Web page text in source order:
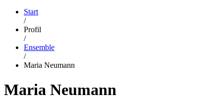
Start
/
Profil
/
Ensemble
/
Maria Neumann
Maria Neumann